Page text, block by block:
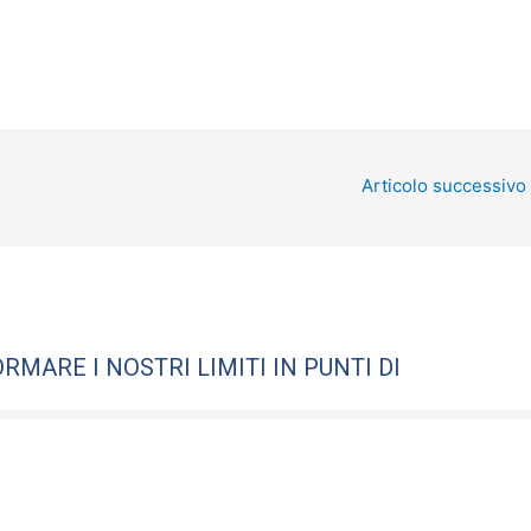
Articolo successivo
I NOSTRI LIMITI IN PUNTI DI